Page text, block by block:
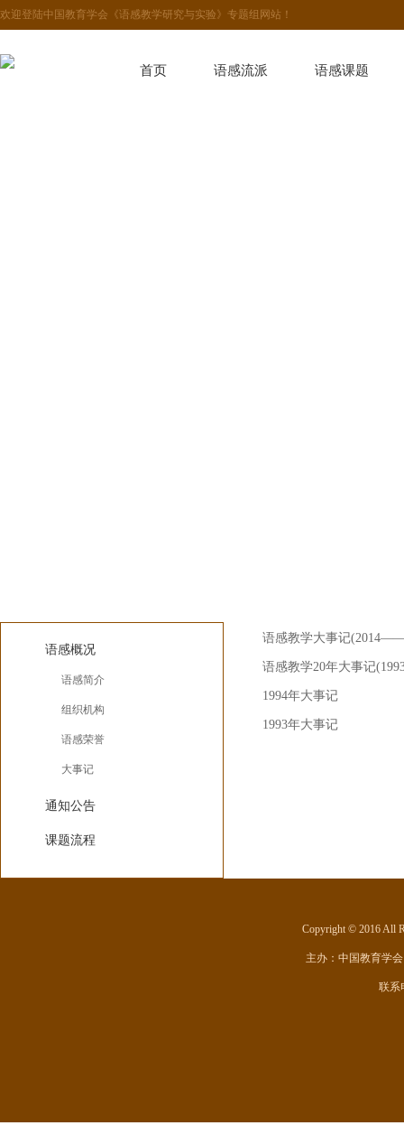
欢迎登陆中国教育学会《语感教学研究与实验》专题组网站！
首页 语感流派 语感课题
语感概况
语感简介
组织机构
语感荣誉
大事记
通知公告
课题流程
语感教学大事记
语感教学20年大事记
1994年大事记
1993年大事记
Copyright © 2016 All
主办： 中国教育学
联系